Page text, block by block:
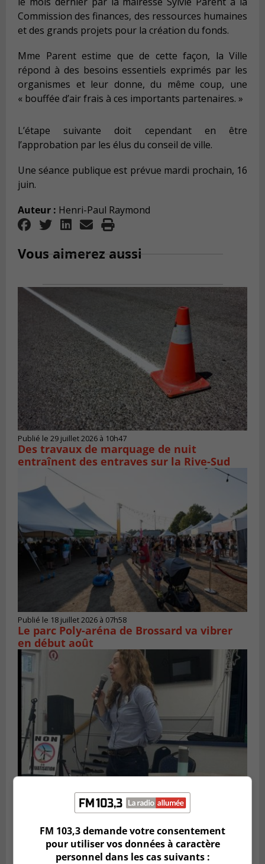
Commission des finances, des ressources humaines
et des grands projets pour la création du fonds.
Mme Parent estime que de cette façon, la Ville
répond à des besoins essentiels exprimés par les
organismes et leur donne, du même coup, une
« bouffée d’air frais à ces importants partenaires. »
L’étape suivante doit cependant en être
l’approbation par les élus du conseil de ville.
Une séance publique est prévue mardi prochain, 16
juin.
Auteur : Henri-Paul Raymond
Vous aimerez aussi
Publié le 29 juillet 2026 à 10h47
Des travaux de marquage de nuit
entraînent des entraves sur la Rive-Sud
Publié le 18 juillet 2026 à 07h58
Le parc Poly-aréna de Brossard va vibrer
en début août
Publié le 6 juillet 2026 à 11h18
Climat Québec dévoile deux candidats
pour l’Agglomération
FM 103,3 demande votre consentement
pour utiliser vos données à caractère
personnel dans les cas suivants :